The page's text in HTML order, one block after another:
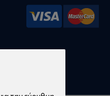
ιστοσελίδων -